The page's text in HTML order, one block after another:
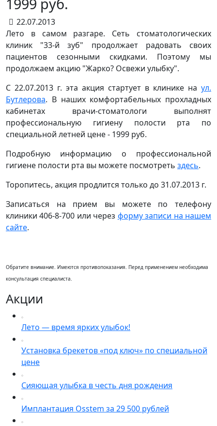
22.07.2013
Лето в самом разгаре. Сеть стоматологических
клиник "33-й зуб" продолжает радовать своих
пациентов сезонными скидками. Поэтому мы
продолжаем акцию "Жарко? Освежи улыбку".
С 22.07.2013 г. эта акция стартует в клинике на ул.
Бутлерова. В наших комфортабельных прохладных
кабинетах врачи-стоматологи выполнят
профессиональную гигиену полости рта по
специальной летней цене - 1999 руб.
Подробную информацию о профессиональной
гигиене полости рта вы можете посмотреть здесь.
Торопитесь, акция продлится только до 31.07.2013 г.
Записаться на прием вы можете по телефону
клиники 406-8-700 или через форму записи на нашем
сайте.
Обратите внимание. Имеются противопоказания. Перед применением необходима
консультация специалиста.
Акции
Лето — время ярких улыбок!
Установка брекетов «под ключ» по специальной
цене
Сияющая улыбка в честь дня рождения
Имплантация Osstem за 29 500 рублей